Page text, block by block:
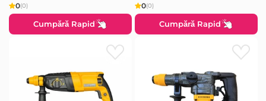
0(0)
Cumpără Rapid
0(0)
Cumpără Rapid